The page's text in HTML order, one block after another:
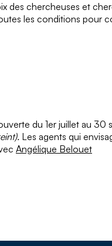
des chercheuses et
les conditions pour
du 1er juillet au
Les agents qui
Angélique Belouet